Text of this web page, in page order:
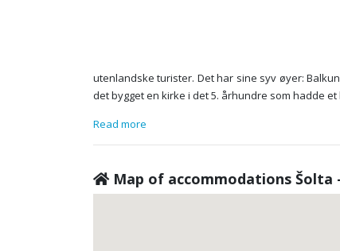
utenlandske turister. Det har sine syv øyer:
det bygget en kirke i det 5. århundre som hadde
Read more
Map of accommodations Šolta